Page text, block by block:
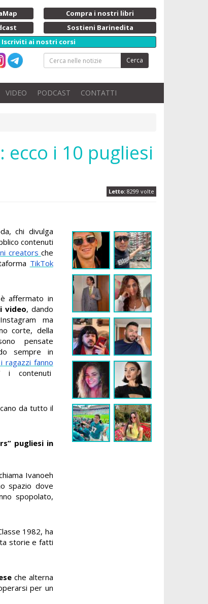
Compra i nostri libri
Sostieni Barinedita
Iscriviti ai nostri corsi
Cerca
VIDEO PODCAST CONTATTI
i 10 pugliesi
Letto: 8299 volte
chi divulga
contenuti
creators che
TikTok
affermato in
video, dando
ma
corte, della
pensate
sempre in
i ragazzi fanno
i contenuti
da tutto il
pugliesi in
Ivanoeh
spazio dove
spopolato,
1982, ha
storie e fatti
che alterna
per un